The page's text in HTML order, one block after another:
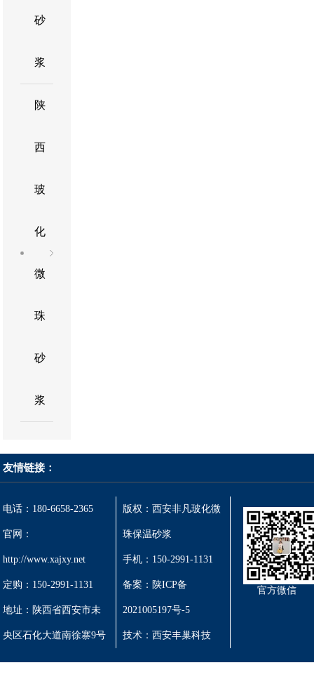
砂
浆
陕
西
玻
化
微
珠
砂
浆
友情链接：
官方微信
电话：180-6658-2365
官网：
http://www.xajxy.net
定购：150-2991-1131
地址：陕西省西安市未
央区石化大道南徐寨9号
版权：西安非凡玻化微
珠保温砂浆
手机：150-2991-1131
备案：陕ICP备
2021005197号-5
技术： 西安丰巢科技